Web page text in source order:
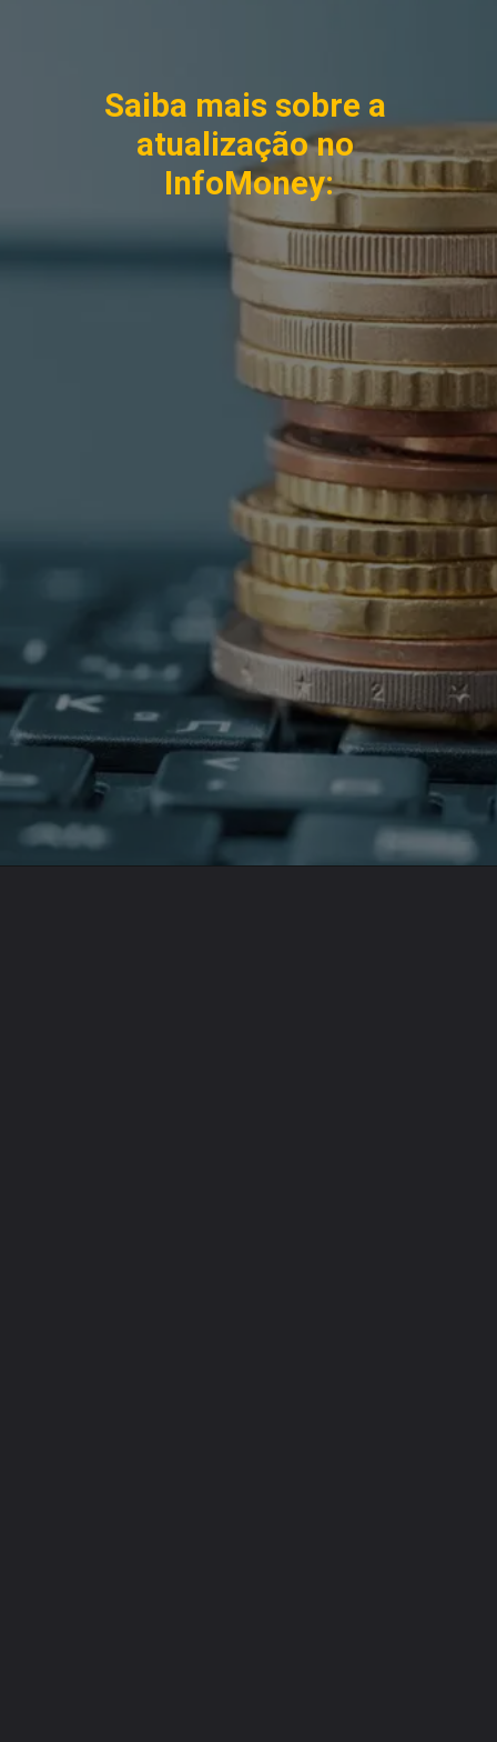
Saiba mais sobre a
atualização no
InfoMoney: